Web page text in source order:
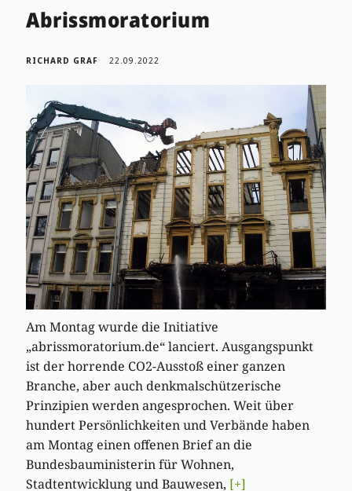
Abrissmoratorium
RICHARD GRAF 22.09.2022
Am Montag wurde die Initiative
„abrissmoratorium.de“ lanciert. Ausgangspunkt
ist der horrende CO2-Ausstoß einer ganzen
Branche, aber auch denkmalschützerische
Prinzipien werden angesprochen. Weit über
hundert Persönlichkeiten und Verbände haben
am Montag einen offenen Brief an die
Bundesbauministerin für Wohnen,
Stadtentwicklung und Bauwesen, [+]